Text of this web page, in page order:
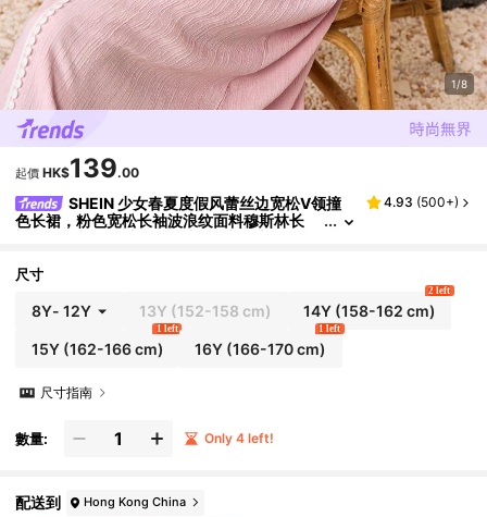
1/8
起價 HK$139.00
SHEIN 少女春夏度假风蕾丝边宽松V领撞
色长裙，粉色宽松长袖波浪纹面料穆斯林长
4.93 (500+)
尺寸
8Y- 12Y 13Y (152-158 cm) 14Y (158-162 cm)
2 left
15Y(162-166 cm)
1 left
16Y (166-170 cm)
1 left
尺寸指南
數量: Only 4 left!
配送到 Hong Kong China